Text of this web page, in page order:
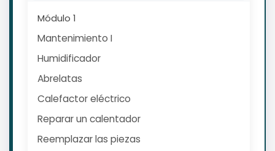
Módulo 1
Mantenimiento I
Humidificador
Abrelatas
Calefactor eléctrico
Reparar un calentador
Reemplazar las piezas